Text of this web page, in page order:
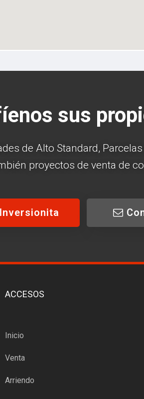
sus
de Alto Standard,
proyectos de venta de
ACCESOS
Inicio
Venta
Arriendo